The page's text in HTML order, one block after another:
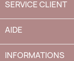
SERVICE CLIENT
AIDE
INFORMATIONS